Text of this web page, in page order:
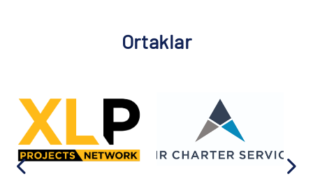
Ortaklar